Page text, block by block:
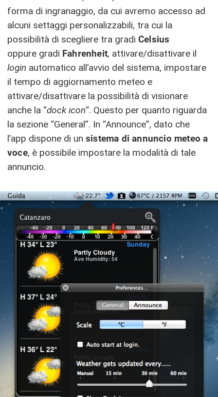
forma di ingranaggio, da cui avremo accesso ad
alcuni settaggi personalizzabili, tra cui la
possibilità di scegliere tra gradi Celsius
oppure gradi Fahrenheit, attivare/disattivare il
login automatico all’avvio del sistema, impostare
il tempo di aggiornamento meteo e
attivare/disattivare la possibilità di visionare
anche la “dock icon“. Questo per quanto riguarda
la sezione “General”. In “Announce”, dato che
l’app dispone di un sistema di annuncio meteo a
voce, è possibile impostare la modalità di tale
annuncio.